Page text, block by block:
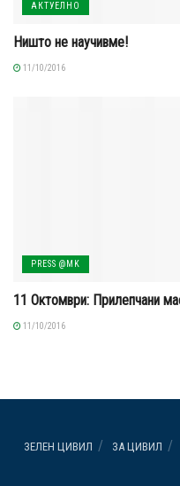
АКТУЕЛНО
Ништо не научивме!
11/10/2016
PRESS @MK
11 Октомври: Прилепчани
11/10/2016
ЗЕЛЕН ЦИВИЛ ЗА ЦИВИЛ